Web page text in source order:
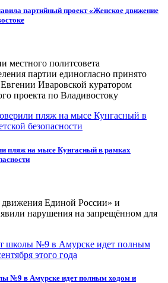
партийный проект «Женское движение
местного политсовета
партии единогласно принято
Иваровской куратором
проекта по Владивостоку
пляж на мысе Кунгасный в рамках
Единой России» и
нарушения на запрещённом для
№9 в Амурске идет полным ходом и